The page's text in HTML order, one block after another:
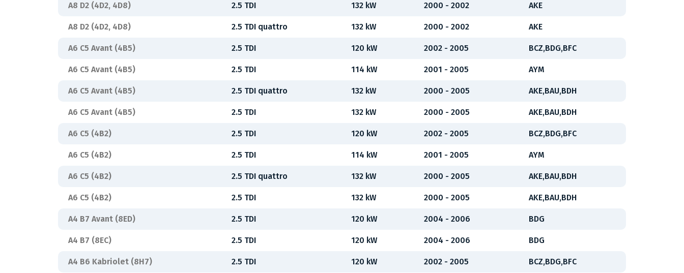
A8 D2 (4D2, 4D8) 2.5 TDI 132 kW 2000 - 2002 AKE
A8 D2 (4D2, 4D8) 2.5 TDI quattro 132 kW 2000 - 2002 AKE
A6 C5 Avant (4B5) 2.5 TDI 120 kW 2002 - 2005 BCZ,BDG,BFC
A6 C5 Avant (4B5) 2.5 TDI 114 kW 2001 - 2005 AYM
A6 C5 Avant (4B5) 2.5 TDI quattro 132 kW 2000 - 2005 AKE,BAU,BDH
A6 C5 Avant (4B5) 2.5 TDI 132 kW 2000 - 2005 AKE,BAU,BDH
A6 C5 (4B2) 2.5 TDI 120 kW 2002 - 2005 BCZ,BDG,BFC
A6 C5 (4B2) 2.5 TDI 114 kW 2001 - 2005 AYM
A6 C5 (4B2) 2.5 TDI quattro 132 kW 2000 - 2005 AKE,BAU,BDH
A6 C5 (4B2) 2.5 TDI 132 kW 2000 - 2005 AKE,BAU,BDH
A4 B7 Avant (8ED) 2.5 TDI 120 kW 2004 - 2006 BDG
A4 B7 (8EC) 2.5 TDI 120 kW 2004 - 2006 BDG
A4 B6 Kabriolet (8H7) 2.5 TDI 120 kW 2002 - 2005 BCZ,BDG,BFC